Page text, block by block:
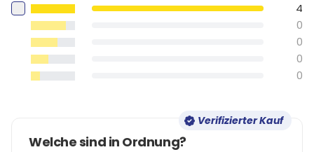
4
0
0
0
0
Verifizierter Kauf
Welche sind in Ordnung?